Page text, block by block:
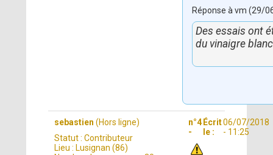
Réponse à vm (29/
Des essais ont
du vinaigre blanc
sebastien (Hors ligne)
Statut : Contributeur
Lieu : Lusignan (86)
n°4
-
Écrit
le :
06/07/2018
- 11:25